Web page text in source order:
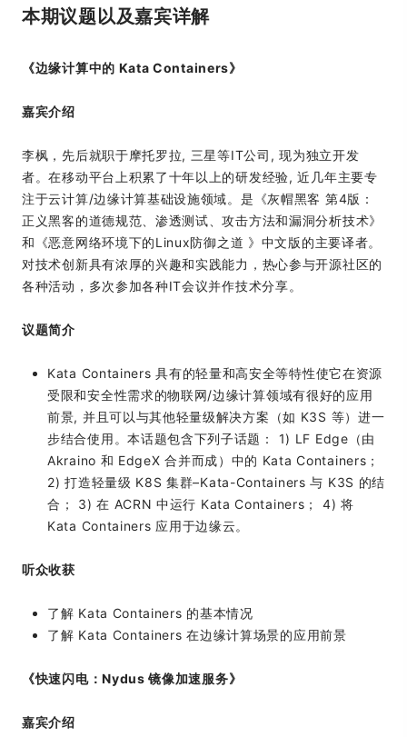
本期议题以及嘉宾详解
《边缘计算中的 Kata Containers》
嘉宾介绍
李枫，先后就职于摩托罗拉, 三星等IT公司, 现为独立开发
者。在移动平台上积累了十年以上的研发经验, 近几年主要专
注于云计算/边缘计算基础设施领域。是《灰帽黑客 第4版：
正义黑客的道德规范、渗透测试、攻击方法和漏洞分析技术》
和《恶意网络环境下的Linux防御之道 》中文版的主要译者。
对技术创新具有浓厚的兴趣和实践能力，热心参与开源社区的
各种活动，多次参加各种IT会议并作技术分享。
议题简介
Kata Containers 具有的轻量和高安全等特性使它在资源
受限和安全性需求的物联网/边缘计算领域有很好的应用
前景, 并且可以与其他轻量级解决方案（如 K3S 等）进一
步结合使用。本话题包含下列子话题： 1) LF Edge（由
Akraino 和 EdgeX 合并而成）中的 Kata Containers；
2) 打造轻量级 K8S 集群–Kata-Containers 与 K3S 的结
合； 3) 在 ACRN 中运行 Kata Containers； 4) 将
Kata Containers 应用于边缘云。
听众收获
了解 Kata Containers 的基本情况
了解 Kata Containers 在边缘计算场景的应用前景
《快速闪电：Nydus 镜像加速服务》
嘉宾介绍